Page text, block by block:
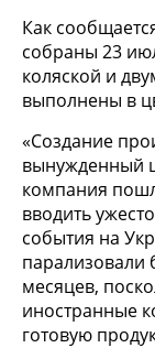
Как
собраны 23
коляской и
выполнены в
«Создание
вынужденный
компания
вводить
события на
парализовали
месяцев,
иностранные
готовую